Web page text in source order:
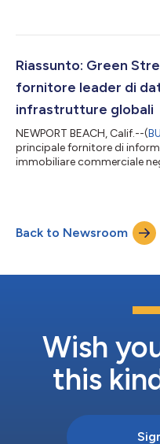
La suite Retail Analytics Pro
dinamica, abilitata da un
Riassunto: Green
fornitore leader di
infrastrutture globali
NEWPORT BEACH, Calif.--(
principale fornitore di
immobiliare commerciale
e dell'energia. IJGlobal è la
dal 2020 e segue quella del
Back to Newsroom
Wish
this